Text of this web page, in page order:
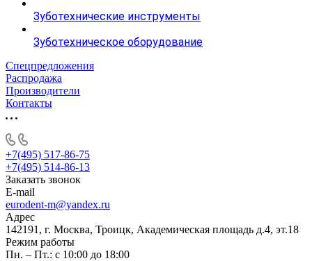
Зуботехнические инструменты
Зуботехническое оборудование
Спецпредложения
Распродажа
Производители
Контакты
+7(495) 517-86-75
+7(495) 514-86-13
Заказать звонок
E-mail
eurodent-m@yandex.ru
Адрес
142191, г. Москва, Троицк, Академическая площадь д.4, эт.18
Режим работы
Пн. – Пт.: с 10:00 до 18:00